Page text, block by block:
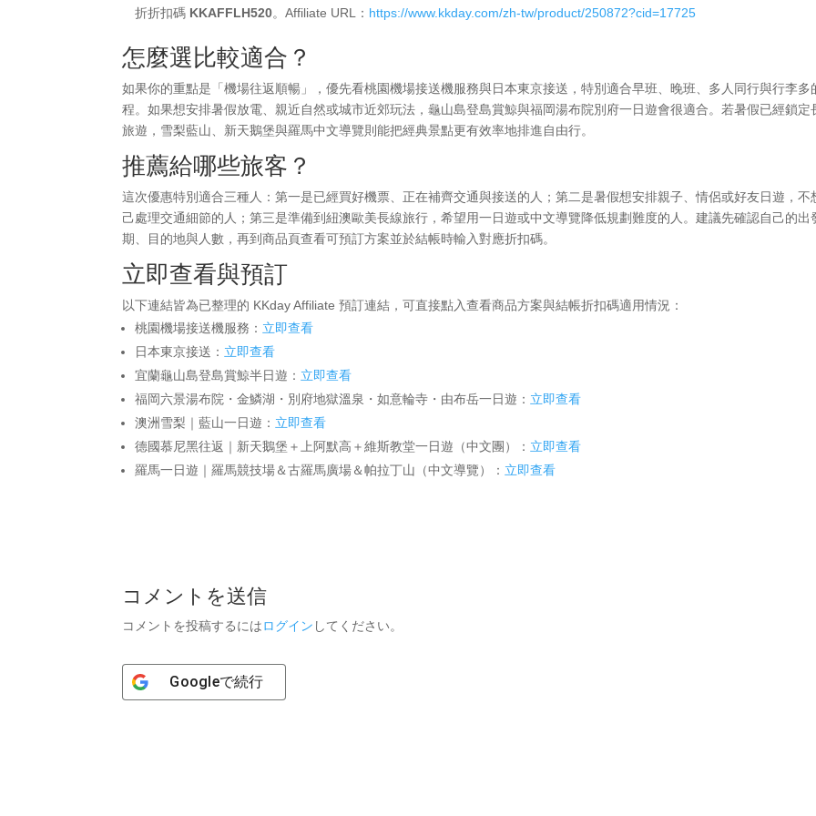
折折扣碼 KKAFFLH520。Affiliate URL： https://www.kkday.com/zh-tw/product/250872?cid=17725
怎麼選比較適合？
如果你的重點是「機場往返順暢」，優先看桃園機場接送機服務與日本東京接送，特別適合早班、晚班、多人同行與行李多
程。如果想安排暑假放電、親近自然或城市近郊玩法，龜山島登島賞鯨與福岡湯布院別府一日遊會很適合。若暑假已經鎖定
旅遊，雪梨藍山、新天鵝堡與羅馬中文導覽則能把經典景點更有效率地排進自由行。
推薦給哪些旅客？
這次優惠特別適合三種人：第一是已經買好機票、正在補齊交通與接送的人；第二是暑假想安排親子、情侶或好友日遊，不
己處理交通細節的人；第三是準備到紐澳歐美長線旅行，希望用一日遊或中文導覽降低規劃難度的人。建議先確認自己的出
期、目的地與人數，再到商品頁查看可預訂方案並於結帳時輸入對應折扣碼。
立即查看與預訂
以下連結皆為已整理的 KKday Affiliate 預訂連結，可直接點入查看商品方案與結帳折扣碼適用情況：
桃園機場接送機服務： 立即查看
日本東京接送： 立即查看
宜蘭龜山島登島賞鯨半日遊： 立即查看
福岡六景湯布院・金鱗湖・別府地獄溫泉・如意輪寺・由布岳一日遊： 立即查看
澳洲雪梨｜藍山一日遊： 立即查看
德國慕尼黑往返｜新天鵝堡＋上阿默高＋維斯教堂一日遊（中文團）： 立即查看
羅馬一日遊｜羅馬競技場＆古羅馬廣場＆帕拉丁山（中文導覽）： 立即查看
コメントを送信
コメントを投稿するにはログイン してください。
Googleで続行